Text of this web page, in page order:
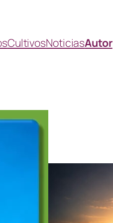
CultivosNoticiasAutor